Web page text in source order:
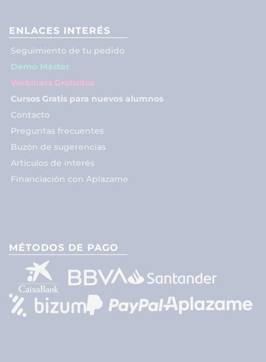
ENLACES INTERÉS
Seguimiento de tu pedido
Demo Máster
Webinars Gratuitos
Cursos Gratis para nuevos alumnos
Contacto
Preguntas frecuentes
Buzón de sugerencias
Artículos de interés
Financiación con Aplazame
MÉTODOS DE PAGO